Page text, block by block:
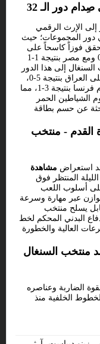
دور الـ 32
إلى الإرث الرقمي
دور المجموعات؛ حيث
برصيد 5 نقاط بعدما حقق فوزاً كاسحاً على
نيوزيلندا بنتيجة 5-1، وتعادل مع إيران سلباً 0-0 ومع مصر بنتيجة 1-1
إلى هذا الدور
بعد أن جمع 3 نقاط ثمينة من فوزه العريض على العراق بنتيجة 5-0،
وتجرع خسارتين أمام النرويج بنتيجة 3-2 وأمام فرنسا بنتيجة 3-1، مما
الشياطين الحمر
عن حسم بطاقة
القدم - منتخب
استعراض مشاهدة
المنتظر فوق
أسلوب اللعب
عبر مهارة وسرعة
يسلح منتخب
البدني المحكم لخط
العالية والخطورة
منتخب السنغال
الضاربة وعناصره
الخلفية منذ